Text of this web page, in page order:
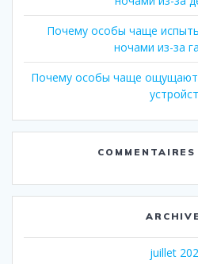
Почему особы чаще
ночами из-за
Почему особы чаще ощущают
juillet